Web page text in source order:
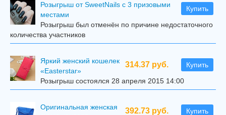
Купить
Розыгрыш от SweetNails с 3 призовыми
местами
Розыгрыш был отменён по причине недостаточного
количества участников
314.37 руб. Купить
Яркий женский кошелек
«Easterstar»
Розыгрыш состоялся 28 апреля 2015 14:00
392.73 руб. Купить
Оригинальная женская